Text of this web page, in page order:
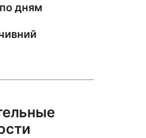
дням